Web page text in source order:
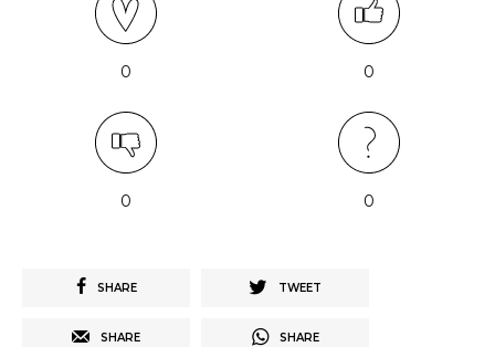
0 0
0 0
SHARE TWEET
SHARE SHARE